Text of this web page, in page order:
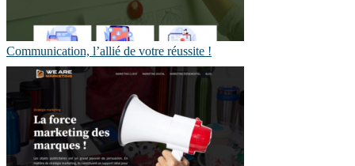
Communication, l’allié de votre réussite !